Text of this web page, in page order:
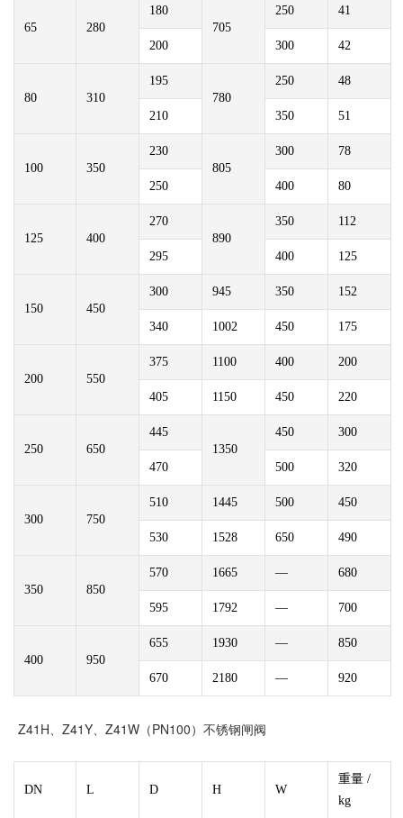
65 280
180
705
250 41
200 300 42
80 310
195
780
250 48
210 350 51
100 350
230
805
300 78
250 400 80
125 400
270
890
350 112
295 400 125
150 450
300 945 350 152
340 1002 450 175
200 550
375 1100 400 200
405 1150 450 220
250 650
445
1350
450 300
470 500 320
300 750
510 1445 500 450
530 1528 650 490
350 850
570 1665 — 680
595 1792 — 700
400 950
655 1930 — 850
670 2180 — 920
Z41H、Z41Y、Z41W（PN100）不锈钢闸阀
DN L D H W
重量 /
kg